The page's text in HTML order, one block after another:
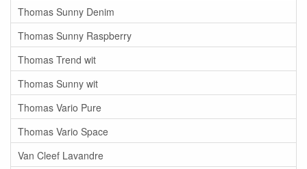
Thomas Sunny Denim
Thomas Sunny Raspberry
Thomas Trend wit
Thomas Sunny wit
Thomas Vario Pure
Thomas Vario Space
Van Cleef Lavandre